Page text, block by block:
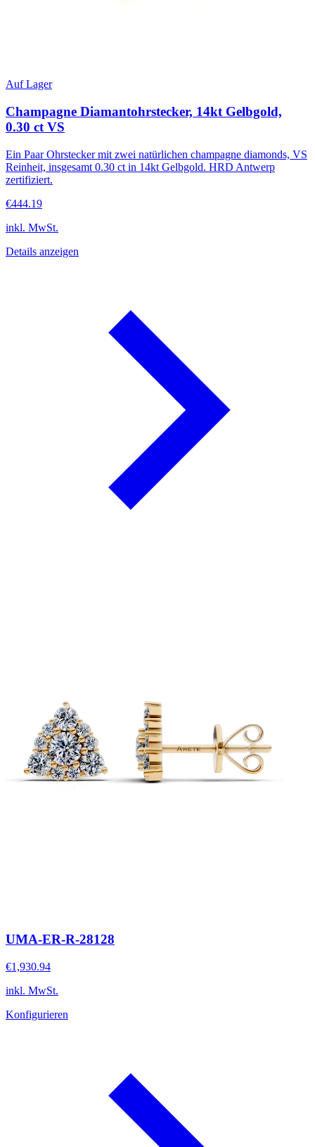
Auf Lager
Champagne Diamantohrstecker, 14kt Gelbgold,
0.30 ct VS
Ein Paar Ohrstecker mit zwei natürlichen champagne diamonds, VS
Reinheit, insgesamt 0.30 ct in 14kt Gelbgold. HRD Antwerp
zertifiziert.
€444.19
inkl. MwSt.
Details anzeigen
UMA-ER-R-28128
€1,930.94
inkl. MwSt.
Konfigurieren